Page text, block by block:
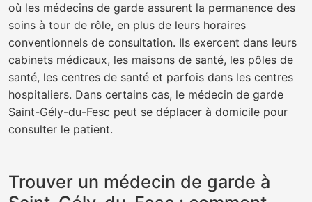
où les médecins de garde assurent la permanence des
soins à tour de rôle, en plus de leurs horaires
conventionnels de consultation. Ils exercent dans leurs
cabinets médicaux, les maisons de santé, les pôles de
santé, les centres de santé et parfois dans les centres
hospitaliers. Dans certains cas, le médecin de garde
Saint-Gély-du-Fesc peut se déplacer à domicile pour
consulter le patient.
Trouver un médecin de garde à